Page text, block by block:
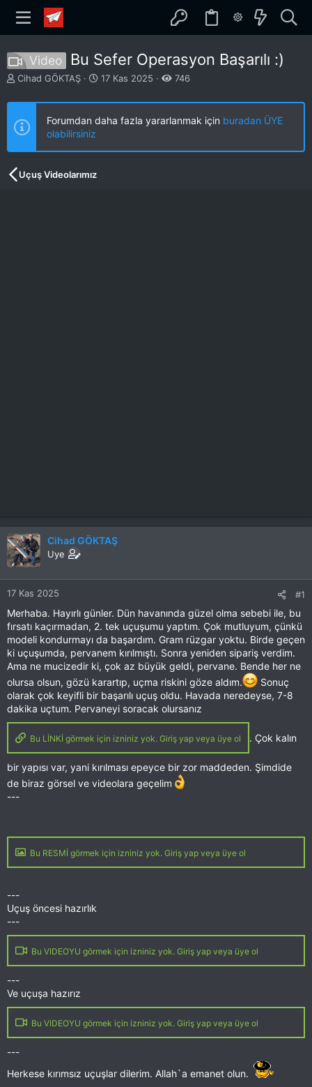
Video Bu Sefer Operasyon Başarılı :)
K
n
u
u
b
a
Cihad GÖKTAŞ
B
ş
a
g
17 Kas 2025 746
Forumdan daha fazla yararlanmak için buradan ÜYE
olabilirsiniz
Uçuş Videolarımız
Cihad GÖKTAŞ
Uye
17 Kas 2025 #1
Merhaba. Hayırlı günler. Dün havanında güzel olma sebebi ile, bu
fırsatı kaçırmadan, 2. tek uçuşumu yaptım. Çok mutluyum, çünkü
modeli kondurmayı da başardım. Gram rüzgar yoktu. Birde geçen
ki uçuşumda, pervanem kırılmıştı. Sonra yeniden sipariş verdim.
Ama ne mucizedir ki, çok az büyük geldi, pervane. Bende her ne
olursa olsun, gözü karartıp, uçma riskini göze aldım.
Sonuç
olarak çok keyifli bir başarılı uçuş oldu. Havada neredeyse, 7-8
dakika uçtum. Pervaneyi soracak olursanız
Bu LİNKİ görmek için izniniz yok. Giriş yap veya üye ol . Çok kalın
bir yapısı var, yani kırılması epeyce bir zor maddeden. Şimdide
de biraz görsel ve videolara geçelim
---
Bu RESMİ görmek için izniniz yok. Giriş yap veya üye ol
---
Uçuş öncesi hazırlık
---
Bu VIDEOYU görmek için izniniz yok. Giriş yap veya üye ol
---
Ve uçuşa hazırız
Bu VIDEOYU görmek için izniniz yok. Giriş yap veya üye ol
---
Herkese kırımsız uçuşlar dilerim. Allah`a emanet olun.